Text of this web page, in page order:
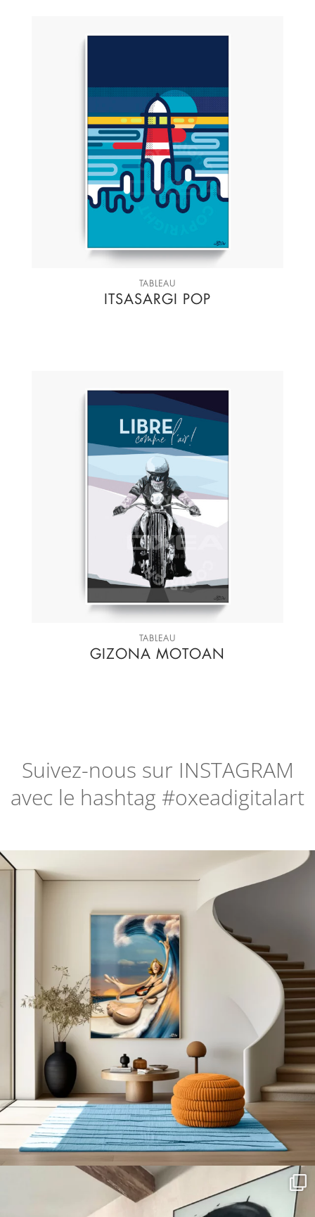
TABLEAU
ITSASARGI POP
TABLEAU
GIZONA MOTOAN
Suivez-nous sur INSTAGRAM
avec le hashtag #oxeadigitalart